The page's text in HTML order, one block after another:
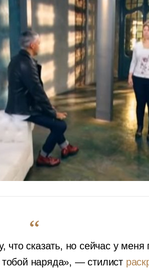
что сказать, но сейчас у меня
наряда», — стилист